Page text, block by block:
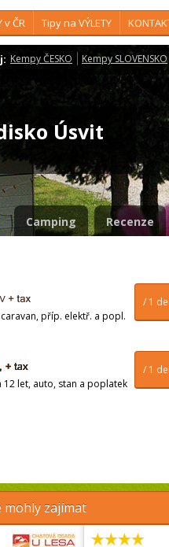
v ČR Tipy na VÝLETY
Kempy ČESKO Kempy SLOVENSKO
Úsvit
Camping Recenze
/ 1
příp. elektř. a popl.
/ 1
let, auto, stan a poplatek
mohly zajímat